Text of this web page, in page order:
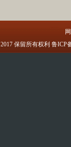
保留所有权利 鲁ICP